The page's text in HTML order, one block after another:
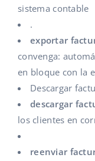
sistema contable
.
exportar
convenga:
en bloque con la
Descargar
descargar
los clientes en
reenviar